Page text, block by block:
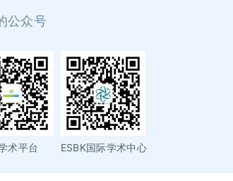
公众号
术平台 ESBK国际学术中心